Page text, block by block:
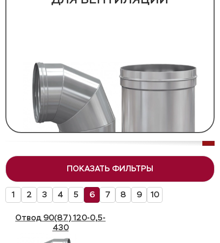
ПОКАЗАТЬ ФИЛЬТРЫ
1 2 3 4 5 6 7 8 9 10
Отвод 90(87) 120-0,5-
430